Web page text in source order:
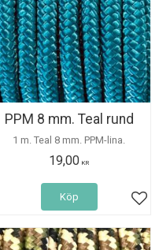
i favoriter
PPM 8 mm. Teal rund
1 m. Teal 8 mm. PPM-lina.
19,00 KR
Köp